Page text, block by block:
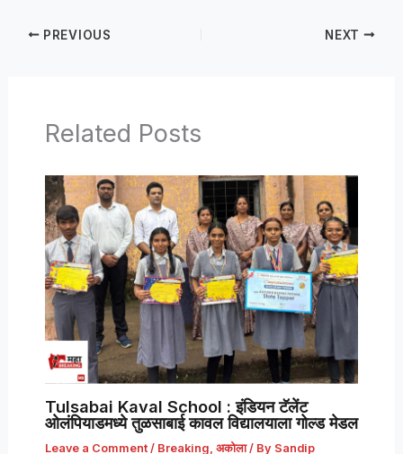
PREVIOUS NEXT
Related Posts
Tulsabai Kaval School : इंडियन टॅलेंट
ओलंपियाडमध्ये तुळसाबाई कावल विद्यालयाला गोल्ड मेडल
Leave a Comment / Breaking, अकोला/ By Sandip